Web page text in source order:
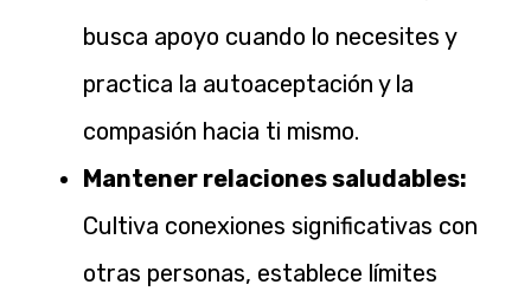
busca apoyo cuando lo necesites y
practica la autoaceptación y la
compasión hacia ti mismo.
Mantener relaciones saludables:
Cultiva conexiones significativas con
otras personas, establece límites